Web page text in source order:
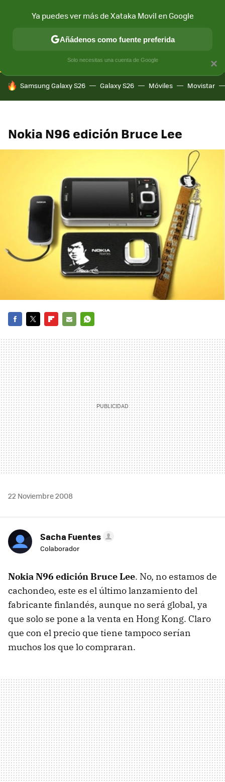
CONECTIVIDAD MÓVIL Y SOCIEDAD APLICACIONES
HOY SE HABLA DE
Samsung Galaxy S26 Galaxy S26 Móviles Movistar
Nokia N96 edición Bruce Lee
MAIL
22 Noviembre 2008
Sacha Fuentes
Colaborador
Nokia N96 edición Bruce Lee. No, no estamos de
cachondeo, este es el último lanzamiento del
fabricante finlandés, aunque no será global, ya
que solo se pone a la venta en Hong Kong. Claro
que con el precio que tiene tampoco serían
muchos los que lo compraran.
×
Ya puedes ver más de Xataka Movil en Google
Añádenos como fuente preferida
Solo necesitas una cuenta de Google